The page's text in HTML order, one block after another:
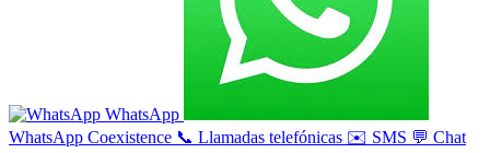
WhatsApp
WhatsApp Coexistence 📞 Llamadas telefónicas ✉️ SMS 💬 Chat